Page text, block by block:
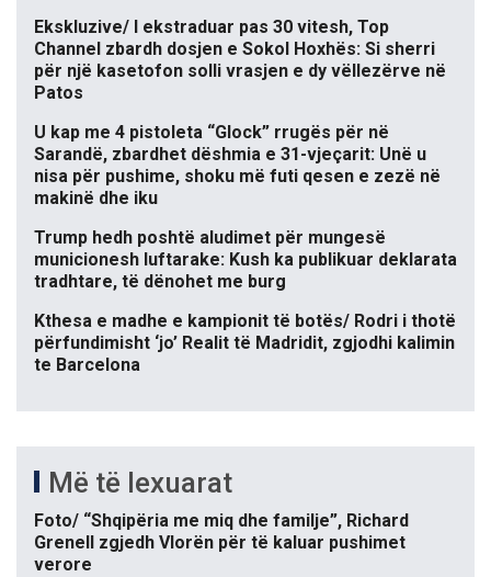
Ekskluzive/ I ekstraduar pas 30 vitesh, Top
Channel zbardh dosjen e Sokol Hoxhës: Si sherri
për një kasetofon solli vrasjen e dy vëllezërve në
Patos
U kap me 4 pistoleta “Glock” rrugës për në
Sarandë, zbardhet dëshmia e 31-vjeçarit: Unë u
nisa për pushime, shoku më futi qesen e zezë në
makinë dhe iku
Trump hedh poshtë aludimet për mungesë
municionesh luftarake: Kush ka publikuar deklarata
tradhtare, të dënohet me burg
Kthesa e madhe e kampionit të botës/ Rodri i thotë
përfundimisht ‘jo’ Realit të Madridit, zgjodhi kalimin
te Barcelona
Më të lexuarat
Foto/ “Shqipëria me miq dhe familje”, Richard
Grenell zgjedh Vlorën për të kaluar pushimet
verore